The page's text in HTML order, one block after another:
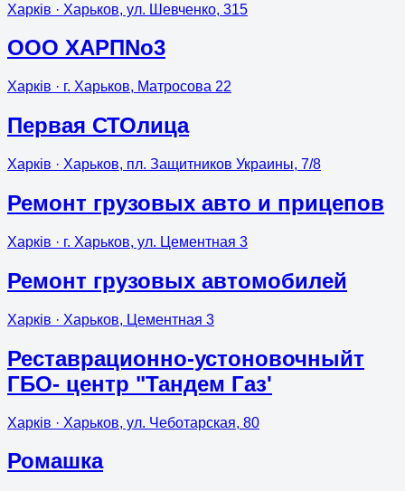
Харків · Харьков, ул. Шевченко, 315
ООО ХАРПNo3
Харків · г. Харьков, Матросова 22
Первая СТОлица
Харків · Харьков, пл. Защитников Украины, 7/8
Ремонт грузовых авто и прицепов
Харків · г. Харьков, ул. Цементная 3
Ремонт грузовых автомобилей
Харків · Харьков, Цементная 3
Реставрационно-устоновочныйт
ГБО- центр "Тандем Газ'
Харків · Харьков, ул. Чеботарская, 80
Ромашка